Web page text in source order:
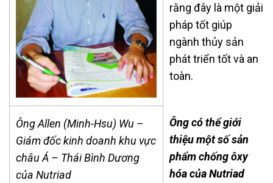
Ông Allen (Minh-Hsu) Wu –
Giám đốc kinh doanh khu vực
châu Á – Thái Bình Dương
của Nutriad
rằng đây là một giải
pháp tốt giúp
ngành thủy sản
phát triển tốt và an
toàn.
Ông có thể giới
thiệu một số sản
phẩm chống ôxy
hóa của Nutriad